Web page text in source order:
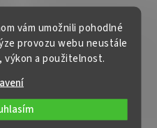
vám umožnili pohodlné
provozu webu neustále
výkon a použitelnost.